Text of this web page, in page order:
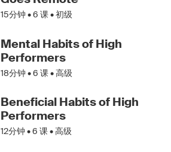
15分钟 •6 课 • 初级
Mental Habits of High
Performers
18分钟 •6 课 • 高级
Beneficial Habits of High
Performers
12分钟 •6 课 • 高级